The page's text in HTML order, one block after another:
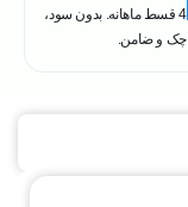
4 قسط ماهانه. بدون سود،
چک و ضامن.